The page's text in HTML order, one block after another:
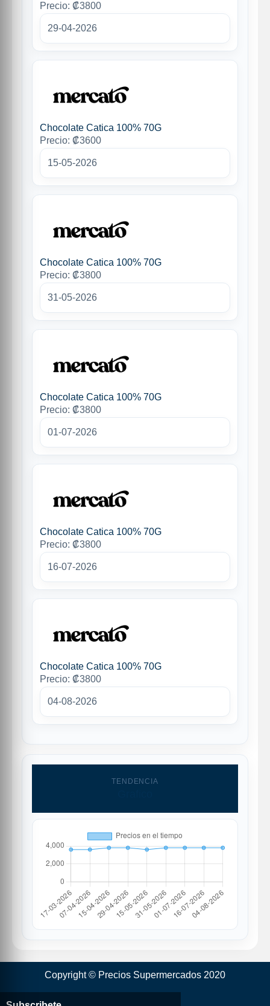
Precio: ₡3800
29-04-2026
Chocolate Catica 100% 70G
Precio: ₡3600
15-05-2026
Chocolate Catica 100% 70G
Precio: ₡3800
31-05-2026
Chocolate Catica 100% 70G
Precio: ₡3800
01-07-2026
Chocolate Catica 100% 70G
Precio: ₡3800
16-07-2026
Chocolate Catica 100% 70G
Precio: ₡3800
04-08-2026
TENDENCIA
Copyright © Precios Supermercados 2020